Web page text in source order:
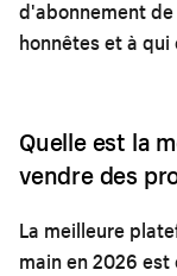
d'abonnement
honnêtes et à
Quelle est la
vendre des
La meilleure
main en 2026